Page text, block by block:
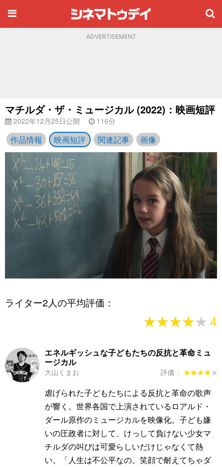
ADVERTISEMENT
マチルダ・ザ・ミュージカル (2022)：映画短評
2022年12月25日公開 116分
作品情報 映画短評 関連記事 画像
ライター2人の平均評価：
★★★★★
★★★★★4
エネルギッシュな子どもたちの反抗と革命ミュ
ージカル
大山くまお 評価： ★★★★★
★★★★★
虐げられた子どもたちによる反抗と革命の歌声
が響く。世界各国で上演されているロアルド・
ダール原作のミュージカルを映像化。子ども嫌
いの圧政者に対して、けっして負けない少女マ
チルダの叫びは可愛らしいだけじゃなくて熱
い。「人生は不公平なの。笑顔で耐えてちゃダ